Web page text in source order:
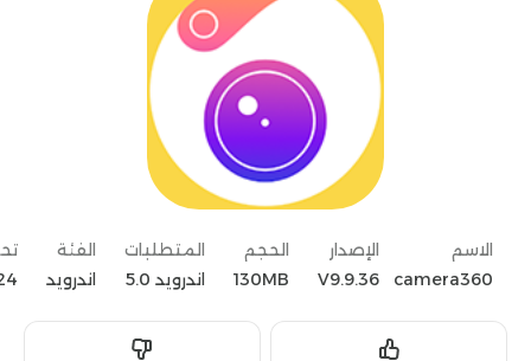
الاسم
camera360
الإصدار
V9.9.36
الحجم
130MB
المتطلبات
اندرويد 5.0
الفئة
اندرويد